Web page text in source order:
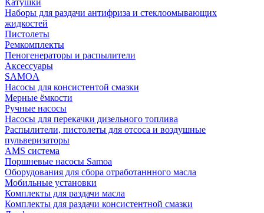
Катушки
Наборы для раздачи антифриза и стеклоомывающих
жидкостей
Пистолеты
Ремкомплекты
Пеногенераторы и распылители
Аксессуары
SAMOA
Насосы для консистентой смазки
Мерные ёмкости
Ручные насосы
Насосы для перекачки дизельного топлива
Распылители, пистолеты для отсоса и воздушные
пульверизаторы
AMS система
Поршневые насосы Samoa
Оборудования для сбора отработаннного масла
Мобильные установки
Комплекты для раздачи масла
Комплекты для раздачи консистентной смазки